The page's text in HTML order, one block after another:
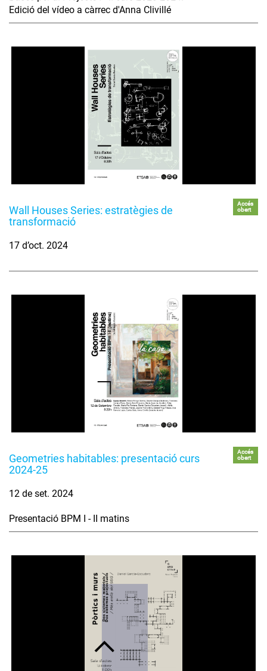
Edició del vídeo a càrrec d'Anna Clivillé
Wall Houses Series: estratègies de
transformació
Accés
obert
17 d’oct. 2024
Geometries habitables: presentació curs
2024-25
Accés
obert
12 de set. 2024
Presentació BPM I - II matins